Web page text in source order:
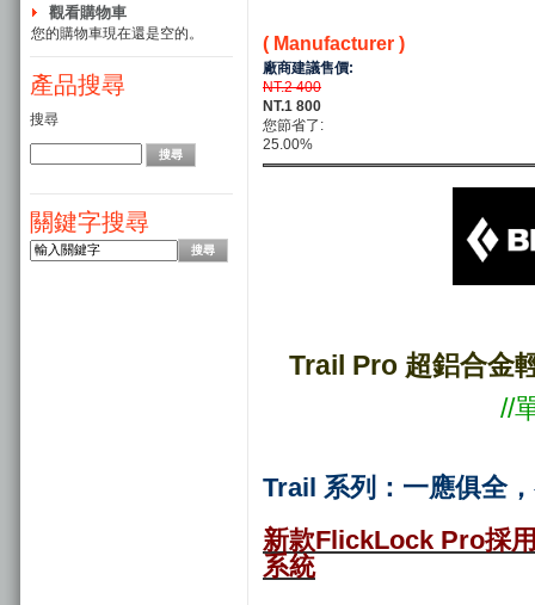
觀看購物車
您的購物車現在還是空的。
產品搜尋
搜尋
關鍵字搜尋
( Manufacturer )
廠商建議售價:
NT.2 400
NT.1 800
您節省了:
25.00%
Trail Pro 超鋁合金
//
Trail 系列：一應俱全
新款FlickLock Pro採
系統